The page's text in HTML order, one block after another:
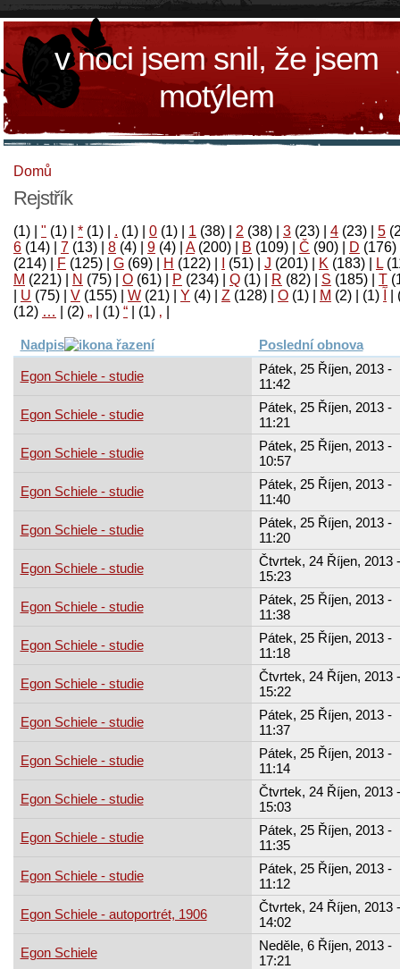
v noci jsem snil, že jsem
motýlem
Domů
Rejstřík
(1) " (1) * (1) . (1) 0 (1) 1 (38) 2 (38) 3 (23) 4 (23) 5
6 (14) 7 (13) 8 (4) 9 (4) A(200) B (109) Č (90) D (176)
(214)
F (125) G (69) H (122) (51) J (201) K (183) L
M (221) N (75) O (61) P (234) Q (1) R (82) S (185) T
U (75) V (155) W (21) Y (4) Z (128) Ο (1) М (2)
(1)
‚
(1)
“
(1)
„
(2)
…
(12)
Nadpis Poslední obnova
Egon Schiele - studie
Pátek, 25 Říjen, 2013 -
11:42
Egon Schiele - studie
Pátek, 25 Říjen, 2013 -
11:21
Egon Schiele - studie
Pátek, 25 Říjen, 2013 -
10:57
Egon Schiele - studie
Pátek, 25 Říjen, 2013 -
11:40
Egon Schiele - studie
Pátek, 25 Říjen, 2013 -
11:20
Egon Schiele - studie
Čtvrtek, 24 Říjen, 2013 -
15:23
Egon Schiele - studie
Pátek, 25 Říjen, 2013 -
11:38
Egon Schiele - studie
Pátek, 25 Říjen, 2013 -
11:18
Egon Schiele - studie
Čtvrtek, 24 Říjen, 2013 -
15:22
Egon Schiele - studie
Pátek, 25 Říjen, 2013 -
11:37
Egon Schiele - studie
Pátek, 25 Říjen, 2013 -
11:14
Egon Schiele - studie
Čtvrtek, 24 Říjen, 2013 -
15:03
Egon Schiele - studie
Pátek, 25 Říjen, 2013 -
11:35
Egon Schiele - studie
Pátek, 25 Říjen, 2013 -
11:12
Egon Schiele - autoportrét, 1906
Čtvrtek, 24 Říjen, 2013 -
14:02
Egon Schiele
Neděle, 6 Říjen, 2013 -
17:21